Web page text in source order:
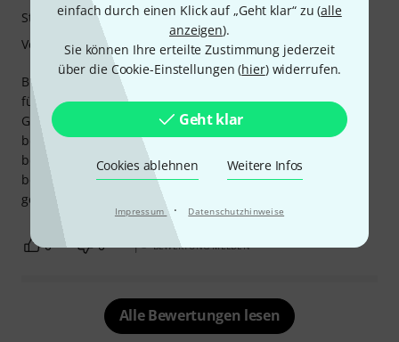
einfach durch einen Klick auf „Geht klar“ zu (alle
anzeigen).
Sie können Ihre erteilte Zustimmung jederzeit
über die Cookie-Einstellungen (hier) widerrufen.
Geht klar
Cookies ablehnen Weitere Infos
Impressum · Datenschutzhinweise
Brillantes Produkt, ermöglicht mir die Vielseitigkeit, die ich
für mein Setup brauche, sei es für Tom-Halterungen,
Galgenarme oder Percussion-Setups, ideal für alle Setups,
besonders nützlich in einem Theatergraben, wo der Platz
begrenzt ist und Sie Ihre Ausrüstung auf den Platz
beschränken müssen, die beweglichen Klammern sind
genial, so einfach, aber eine brillante Ergänzung
Stabilität
Verarbeitung
0 0 BEWERTUNG MELDEN
Alle Bewertungen lesen